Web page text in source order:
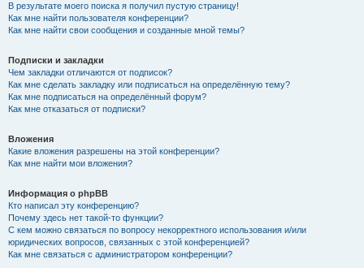
В результате моего поиска я получил пустую страницу!
Как мне найти пользователя конференции?
Как мне найти свои сообщения и созданные мной темы?
Подписки и закладки
Чем закладки отличаются от подписок?
Как мне сделать закладку или подписаться на определённую тему?
Как мне подписаться на определённый форум?
Как мне отказаться от подписки?
Вложения
Какие вложения разрешены на этой конференции?
Как мне найти мои вложения?
Информация о phpBB
Кто написал эту конференцию?
Почему здесь нет такой-то функции?
С кем можно связаться по вопросу некорректного использования и/или
юридических вопросов, связанных с этой конференцией?
Как мне связаться с администратором конференции?